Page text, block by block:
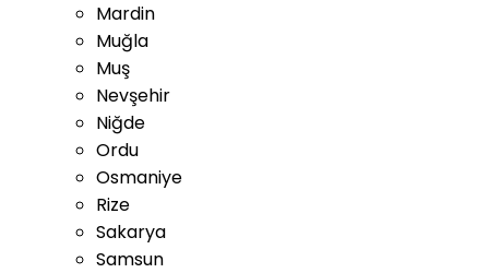
Mardin
Muğla
Muş
Nevşehir
Niğde
Ordu
Osmaniye
Rize
Sakarya
Samsun